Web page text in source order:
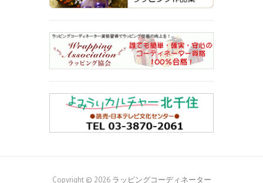
Copyright © 2026 ラッピングコーディネーター